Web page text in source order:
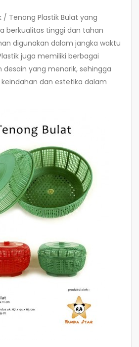
/ Tenong Plastik Bulat yang
berkualitas tinggi dan tahan
digunakan dalam jangka waktu
juga memiliki berbagai
yang menarik, sehingga
dan estetika dalam